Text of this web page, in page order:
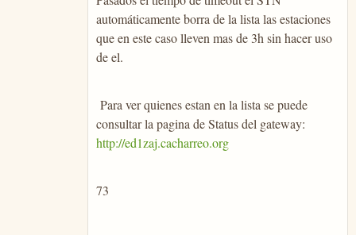
automáticamente borra de la lista las estaciones
que en este caso lleven mas de 3h sin hacer uso
de el.
Para ver quienes estan en la lista se puede
consultar la pagina de Status del gateway:
http://ed1zaj.cacharreo.org
73